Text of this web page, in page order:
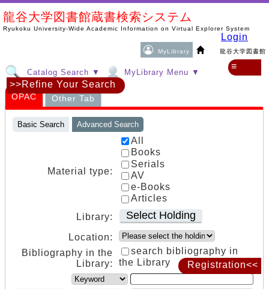
龍谷大学図書館蔵書検索システム
Ryukoku University-Wide Academic Information on Virtual Explorer System
MyLibrary 龍谷大学図書館
Login
Catalog Search ▼ MyLibrary Menu ▼
≡
Registration<<
OPAC Other Tab
Basic Search Advanced Search
Material type:
All
Books
Serials
AV
e-Books
Articles
Library:
Select Holding
Location:
Bibliography in the
Library:
search bibliography in
the Library
>>Refine Your Search